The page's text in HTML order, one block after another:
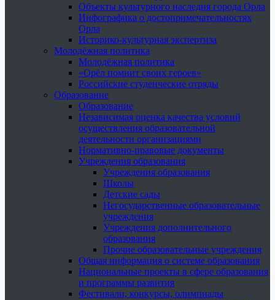
Объекты культурного наследия города Орла
Инфографика о достопримечательностях
Орла
Историко-культурная экспертиза
Молодёжная политика
Молодёжная политика
«Орёл помнит своих героев»
Российские студенческие отряды
Образование
Образование
Независимая оценка качества условий
осуществления образовательной
деятельности организациями
Нормативно-правовые документы
Учреждения образования
Учреждения образования
Школы
Детские сады
Негосударственные образовательные
учреждения
Учреждения дополнительного
образования
Прочие образовательные учреждения
Общая информация о системе образования
Национальные проекты в сфере образования
и программы развития
Фестивали, конкурсы, олимпиады